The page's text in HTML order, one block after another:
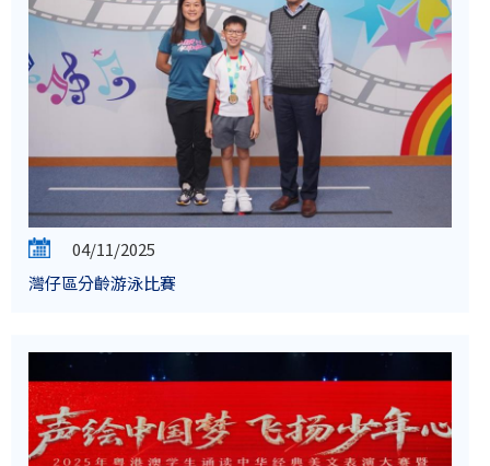
04/11/2025
灣仔區分齡游泳比賽